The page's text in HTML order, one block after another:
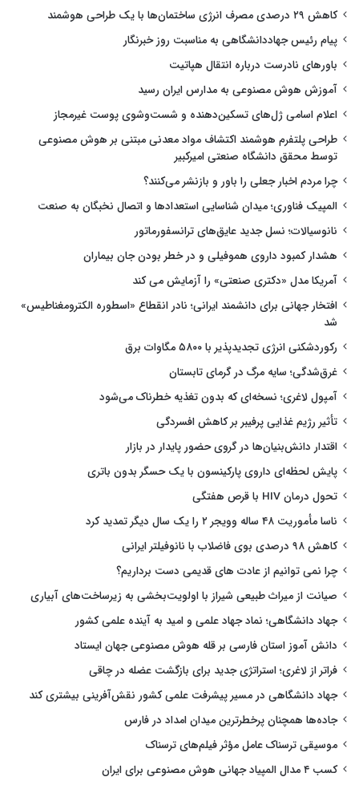
کاهش ۲۹ درصدی مصرف انرژی ساختمان‌ها با یک طراحی هوشمند
پیام رئیس جهاددانشگاهی به مناسبت روز خبرنگار
باورهای نادرست درباره انتقال هپاتیت
آموزش هوش مصنوعی به مدارس ایران رسید
اعلام اسامی ژل‌های تسکین‌دهنده و شست‌وشوی پوست غیرمجاز
طراحی پلتفرم هوشمند اکتشاف مواد معدنی مبتنی بر هوش مصنوعی
توسط محقق دانشگاه صنعتی امیرکبیر
چرا مردم اخبار جعلی را باور و بازنشر می‌کنند؟
المپیک فناوری؛ میدان شناسایی استعدادها و اتصال نخبگان به صنعت
نانوسیالات؛ نسل جدید عایق‌های ترانسفورماتور
هشدار کمبود داروی هموفیلی و در خطر بودن جان بیماران
آمریکا مدل «دکتری صنعتی» را آزمایش می کند
افتخار جهانی برای دانشمند ایرانی؛ نادر انقطاع «اسطوره الکترومغناطیس»
شد
رکوردشکنی انرژی تجدیدپذیر با ۵۸۰۰ مگاوات برق
غرق‌شدگی؛ سایه مرگ در گرمای تابستان
آمپول لاغری؛ نسخه‌ای که بدون تغذیه خطرناک می‌شود
تأثیر رژیم غذایی پرفیبر بر کاهش افسردگی
اقتدار دانش‌بنیان‌ها در گروی حضور پایدار در بازار
پایش لحظه‌ای داروی پارکینسون با یک حسگر بدون باتری
تحول درمان HIV با قرص هفتگی
ناسا مأموریت ۴۸ ساله وویجر ۲ را یک سال دیگر تمدید کرد
کاهش ۹۸ درصدی بوی فاضلاب با نانوفیلتر ایرانی
چرا نمی توانیم از عادت های قدیمی دست برداریم؟
صیانت از میراث طبیعی شیراز با اولویت‌بخشی به زیرساخت‌های آبیاری
جهاد دانشگاهی؛ نماد جهاد علمی و امید به آینده علمی کشور
دانش آموز استان فارسی بر قله هوش مصنوعی جهان ایستاد
فراتر از لاغری؛ استراتژی جدید برای بازگشت عضله در چاقی
جهاد دانشگاهی در مسیر پیشرفت علمی کشور نقش‌آفرینی بیشتری کند
جاده‌ها همچنان پرخطرترین میدان امداد در فارس
موسیقی ترسناک عامل مؤثر فیلم‌های ترسناک
کسب ۴ مدال المپیاد جهانی هوش مصنوعی برای ایران